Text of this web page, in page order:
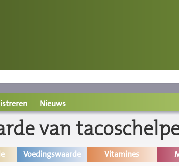
Nieuws
van
Voedingswaarde Vitamines